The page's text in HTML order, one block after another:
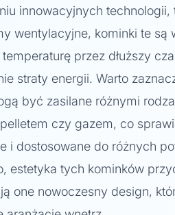
innowacyjnych
wentylacyjne, kominki te są
przez dłuższy
straty energii. Warto
być zasilane różnymi
czy gazem, co
i dostosowane do różnych
estetyka tych kominków
one nowoczesny design,